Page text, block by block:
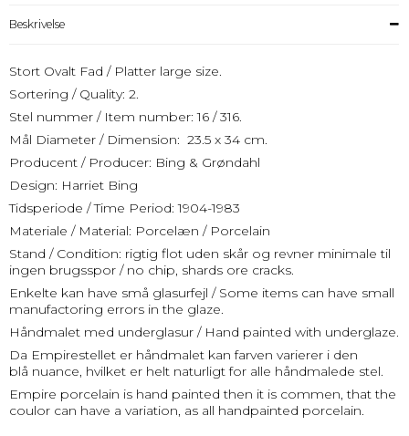
Beskrivelse
Stort Ovalt Fad / Platter large size.
Sortering / Quality: 2.
Stel nummer / Item number: 16 / 316.
Mål Diameter / Dimension: 23.5 x 34 cm.
Producent / Producer: Bing & Grøndahl
Design: Harriet Bing
Tidsperiode / Time Period: 1904-1983
Materiale / Material: Porcelæn / Porcelain
Stand / Condition: rigtig flot uden skår og revner minimale til
ingen brugsspor / no chip, shards ore cracks.
Enkelte kan have små glasurfejl / Some items can have small
manufactoring errors in the glaze.
Håndmalet med underglasur / Hand painted with underglaze.
Da Empirestellet er håndmalet kan farven varierer i den
blå nuance, hvilket er helt naturligt for alle håndmalede stel.
Empire porcelain is hand painted then it is commen, that the
coulor can have a variation, as all handpainted porcelain.